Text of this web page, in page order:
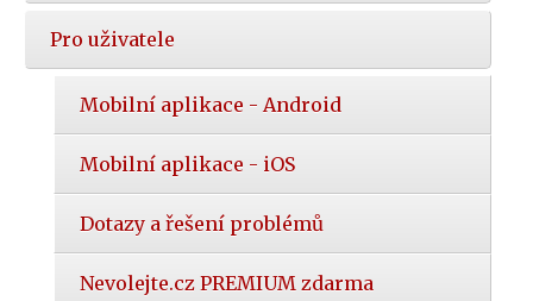
Pro uživatele
Mobilní aplikace - Android
Mobilní aplikace - iOS
Dotazy a řešení problémů
Nevolejte.cz PREMIUM zdarma